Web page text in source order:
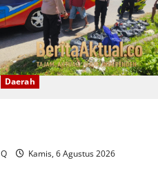
Daerah
Q Kamis, 6 Agustus 2026